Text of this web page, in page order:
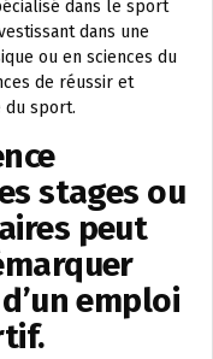
dans le sport
dans une
ou en sciences du
de réussir et
du sport.
stages ou
peut
emploi